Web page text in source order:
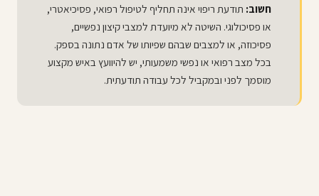
חשוב: תודעת ריפוי אינה תחליף לטיפול רפואי, פסיכיאטרי,
או פסיכולוגי. השיטה לא מיועדת למצבי קיצון נפשיים,
פסיכוזה, או למצבים שבהם שפיותו של אדם נתונה בספק.
בכל מצב רפואי או נפשי משמעותי, יש להיוועץ באיש מקצוע
מוסמך לפני ובמקביל לכל עבודה תודעתית.